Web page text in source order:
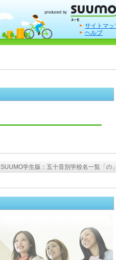
サイトマッ
ヘルプ
SUUMO学生版：五十音別学校名一覧「の」